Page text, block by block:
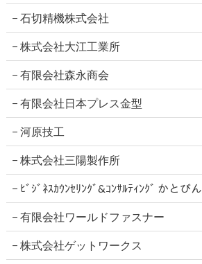
石切精機株式会社
株式会社大江工業所
有限会社森永商会
有限会社日本プレス金型
河原技工
株式会社三陽製作所
ﾋﾞｼﾞﾈｽｶｳﾝｾﾘﾝｸﾞ&ｺﾝｻﾙﾃｨﾝｸﾞ かとびん
有限会社ワールドファスナー
株式会社ゲットワークス